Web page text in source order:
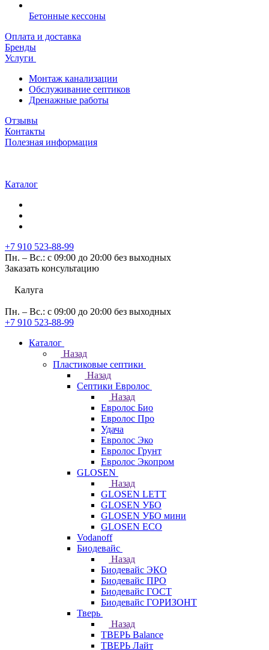
Бетонные кессоны
Оплата и доставка
Бренды
Услуги
Монтаж канализации
Обслуживание септиков
Дренажные работы
Отзывы
Контакты
Полезная информация
Каталог
+7 910 523-88-99
Пн. – Вс.: с 09:00 до 20:00 без выходных
Заказать консультацию
Калуга
Пн. – Вс.: с 09:00 до 20:00 без выходных
+7 910 523-88-99
Каталог
Назад
Пластиковые септики
Назад
Септики Евролос
Назад
Евролос Био
Евролос Про
Удача
Евролос Эко
Евролос Грунт
Евролос Экопром
GLOSEN
Назад
GLOSEN LETT
GLOSEN УБО
GLOSEN УБО мини
GLOSEN ECO
Vodanoff
Биодевайс
Назад
Биодевайс ЭКО
Биодевайс ПРО
Биодевайс ГОСТ
Биодевайс ГОРИЗОНТ
Тверь
Назад
ТВЕРЬ Balance
ТВЕРЬ Лайт